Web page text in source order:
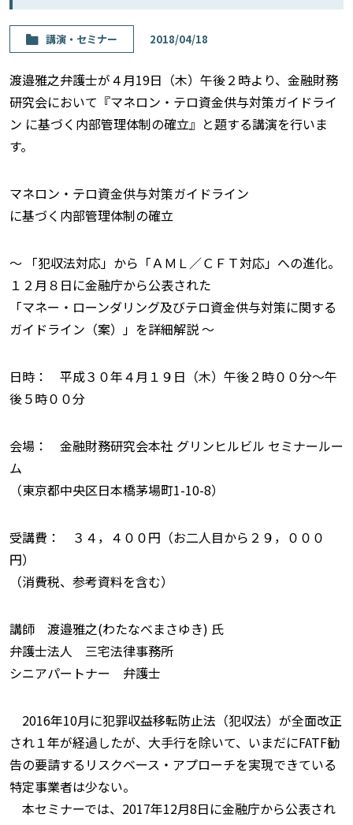
講演・セミナー 2018/04/18
渡邉雅之弁護士が４月19日（木）午後２時より、金融財務
研究会において『マネロン・テロ資金供与対策ガイドライ
ン に基づく内部管理体制の確立』と題する講演を行いま
す。
マネロン・テロ資金供与対策ガイドライン
に基づく内部管理体制の確立
〜 「犯収法対応」から「ＡＭＬ／ＣＦＴ対応」への進化。
１２月８日に金融庁から公表された
「マネー・ローンダリング及びテロ資金供与対策に関する
ガイドライン（案）」を詳細解説 〜
日時： 平成３０年４月１９日（木）午後２時００分〜午
後５時００分
会場： 金融財務研究会本社 グリンヒルビル セミナールー
ム
（東京都中央区日本橋茅場町1-10-8）
受講費： ３４，４００円（お二人目から２９，０００
円）
（消費税、参考資料を含む）
講師 渡邉雅之(わたなべまさゆき) 氏
弁護士法人 三宅法律事務所
シニアパートナー 弁護士
2016年10月に犯罪収益移転防止法（犯収法）が全面改正
され１年が経過したが、大手行を除いて、いまだにFATF勧
告の要請するリスクベース・アプローチを実現できている
特定事業者は少ない。
本セミナーでは、2017年12月8日に金融庁から公表され